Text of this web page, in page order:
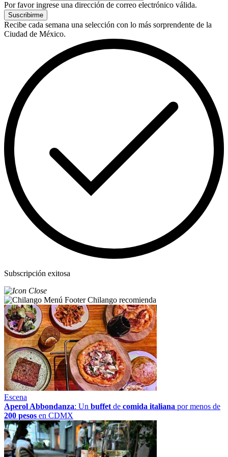
Por favor ingrese una dirección de correo electrónico válida.
Suscribirme
Recibe cada semana una selección con lo más sorprendente de la
Ciudad de México.
Subscripción exitosa
Chilango recomienda
Escena
Aperol Abbondanza: Un buffet de comida italiana por menos de
200 pesos en CDMX